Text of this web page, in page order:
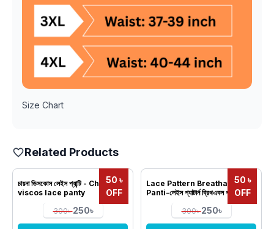
Size Chart
Related Products
50 ৳
OFF
চায়না ভিসকোস লেইস প্যান্টি - China
viscos lace panty
300৳250৳
50 ৳
OFF
Lace Pattern Breathable
Panti-লেইস প্যাটার্ন ব্রিথএবল প্যান্টি
300৳250৳